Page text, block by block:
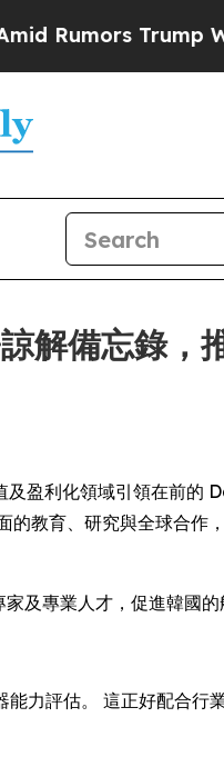
Trump Will cut Pirro
備忘錄，
及盈利化領域引領在前
教育、研究與全球合作
及專業人才，促進韓國的
力評估。 這正好配合行